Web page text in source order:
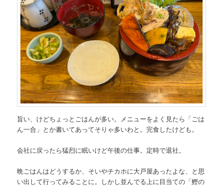
旨い、けどちょっとごはんが多い。メニューをよく見たら「ごは
ん一合」とか書いてあってそりゃ多いわと。完食したけども。
会社に戻ったら猛烈に眠いけど午後の仕事。定時で退社。
晩ごはんはどうするか、そいやチカホに大戸屋あったよな、と思
い出して行ってみることに。しかし並んでる上に目当ての「鰹の